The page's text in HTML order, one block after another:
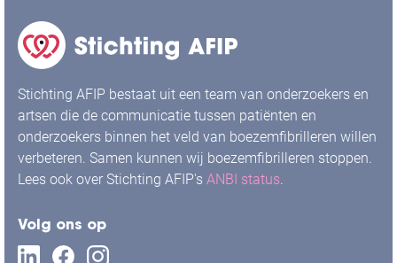
Stichting AFIP bestaat uit een team van onderzoekers en
artsen die de communicatie tussen patiënten en
onderzoekers binnen het veld van boezemfibrilleren willen
verbeteren. Samen kunnen wij boezemfibrilleren stoppen.
Lees ook over Stichting AFIP's ANBI status.
Volg ons op